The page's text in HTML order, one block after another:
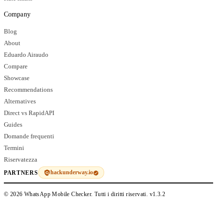
Company
Blog
About
Eduardo Airaudo
Compare
Showcase
Recommendations
Alternatives
Direct vs RapidAPI
Guides
Domande frequenti
Termini
Riservatezza
PARTNERS hackunderway.io
© 2026 WhatsApp Mobile Checker. Tutti i diritti riservati. v1.3.2